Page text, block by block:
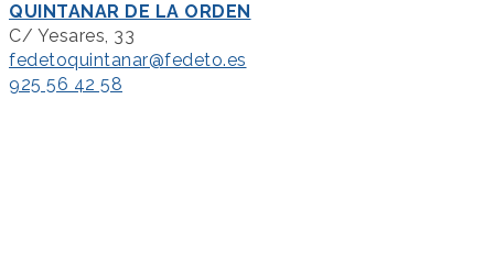
QUINTANAR DE LA ORDEN
C/ Yesares, 33
fedetoquintanar@fedeto.es
925 56 42 58